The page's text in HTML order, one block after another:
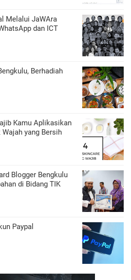
Melalui JaWAra
dan ICT
Berhadiah
Kamu Aplikasikan
yang Bersih
Blogger Bengkulu
di Bidang TIK
Paypal